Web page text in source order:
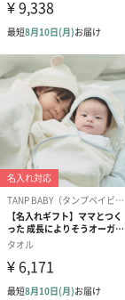
んも使えるサイズ
「おめでとう」の
の「Chouette フー
刺繍名入れ
大切な方のお名前
※ 写真は一例です。